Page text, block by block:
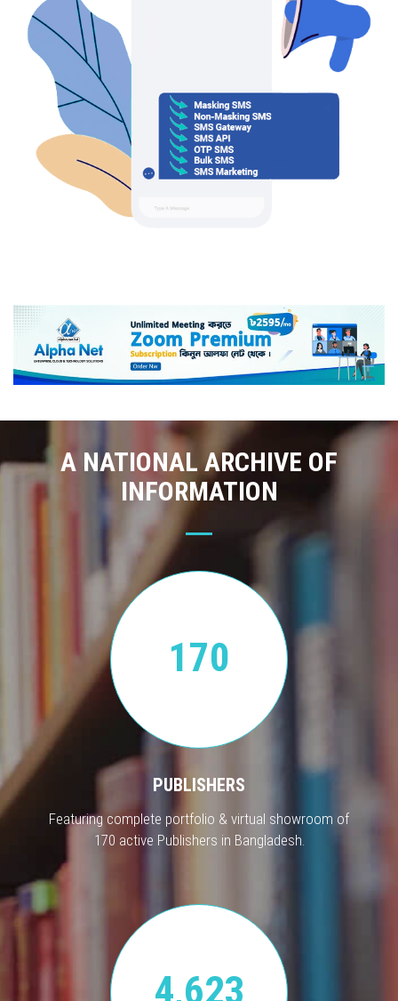
A NATIONAL ARCHIVE OF
INFORMATION
170
PUBLISHERS
Featuring complete portfolio & virtual showroom of
170 active Publishers in Bangladesh.
4,623